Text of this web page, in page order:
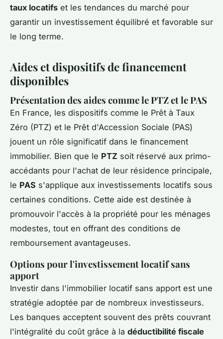
taux locatifs et les tendances du marché pour
garantir un investissement équilibré et favorable sur
le long terme.
Aides et dispositifs de financement
disponibles
Présentation des aides comme le PTZ et le PAS
En France, les dispositifs comme le Prêt à Taux
Zéro (PTZ) et le Prêt d'Accession Sociale (PAS)
jouent un rôle significatif dans le financement
immobilier. Bien que le PTZ soit réservé aux primo-
accédants pour l'achat de leur résidence principale,
le PAS s'applique aux investissements locatifs sous
certaines conditions. Cette aide est destinée à
promouvoir l'accès à la propriété pour les ménages
modestes, tout en offrant des conditions de
remboursement avantageuses.
Options pour l'investissement locatif sans
apport
Investir dans l'immobilier locatif sans apport est une
stratégie adoptée par de nombreux investisseurs.
Les banques acceptent souvent des prêts couvrant
l'intégralité du coût grâce à la déductibilité fiscale